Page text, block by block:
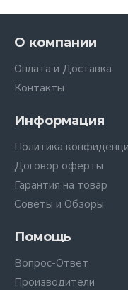
О компании
Оплата и Доставка
Контакты
Информация
Политика
Договор оферты
Гарантия на товар
Советы и Обзоры
Помощь
Вопрос-Ответ
Производители